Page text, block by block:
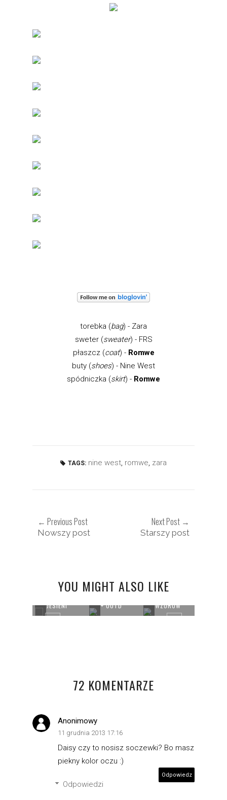
torebka (bag) - Zara
sweter (sweater) - FRS
płaszcz (coat) - Romwe
buty (shoes) - Nine West
spódniczka (skirt) - Romwe
TAGS: nine west, romwe, zara
← Previous Post
Nowszy post
Next Post →
Starszy post
YOU MIGHT ALSO LIKE
JESIENI
+ OOTD
MOC
WZORÓW
72 KOMENTARZE
Anonimowy
11 grudnia 2013 17:16
Daisy czy to nosisz soczewki? Bo masz
piekny kolor oczu :)
Odpowiedz
Odpowiedzi